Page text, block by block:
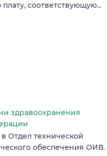
соответствующую…
здравоохранения
Отдел технической
обеспечения ОИВ.